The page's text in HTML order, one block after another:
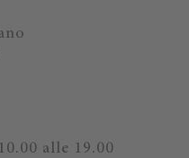
alle 19.00